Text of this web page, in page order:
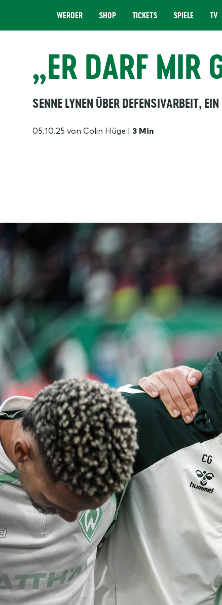
WERDER SHOP TICKETS SPIELE TV
„ER DARF MIR
SENNE LYNEN ÜBER DEFENSIVARBEIT,
05.10.25 von Colin Hüge | 3 Min